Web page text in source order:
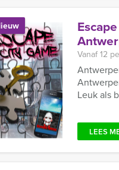
Vanaf 12
Leuk als
LEES